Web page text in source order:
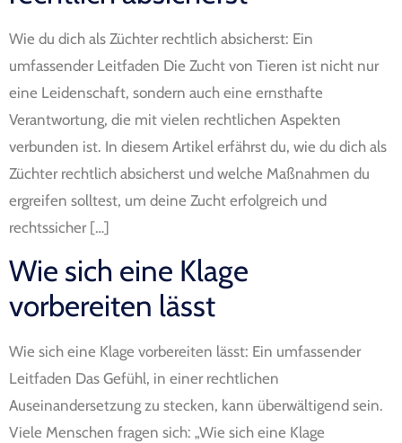
Wie du dich als Züchter rechtlich absicherst: Ein
umfassender Leitfaden Die Zucht von Tieren ist nicht nur
eine Leidenschaft, sondern auch eine ernsthafte
Verantwortung, die mit vielen rechtlichen Aspekten
verbunden ist. In diesem Artikel erfährst du, wie du dich als
Züchter rechtlich absicherst und welche Maßnahmen du
ergreifen solltest, um deine Zucht erfolgreich und
rechtssicher […]
Wie sich eine Klage
vorbereiten lässt
Wie sich eine Klage vorbereiten lässt: Ein umfassender
Leitfaden Das Gefühl, in einer rechtlichen
Auseinandersetzung zu stecken, kann überwältigend sein.
Viele Menschen fragen sich: „Wie sich eine Klage